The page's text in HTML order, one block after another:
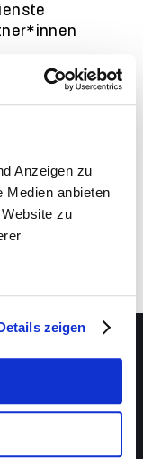
Anzeigen zu
Medien anbieten
zu
zeigen